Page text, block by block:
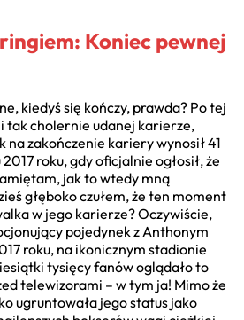
Koniec pewnej
kiedyś się kończy, prawda? Po tej
tak cholernie udanej karierze,
na zakończenie kariery wynosił 41
roku, gdy oficjalnie ogłosił, że
jak to wtedy mną
głęboko czułem, że ten moment
w jego karierze? Oczywiście,
pojedynek z Anthonym
roku, na ikonicznym stadionie
tysięcy fanów oglądało to
telewizorami – w tym ja! Mimo że
ugruntowała jego status jako